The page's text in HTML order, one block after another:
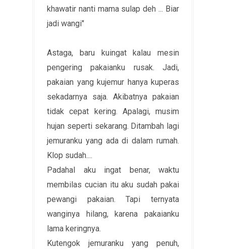
khawatir nanti mama sulap deh ... Biar
jadi wangi"
Astaga, baru kuingat kalau mesin
pengering pakaianku rusak. Jadi,
pakaian yang kujemur hanya kuperas
sekadarnya saja. Akibatnya pakaian
tidak cepat kering. Apalagi, musim
hujan seperti sekarang. Ditambah lagi
jemuranku yang ada di dalam rumah.
Klop sudah....
Padahal aku ingat benar, waktu
membilas cucian itu aku sudah pakai
pewangi pakaian. Tapi ternyata
wanginya hilang, karena pakaianku
lama keringnya.
Kutengok jemuranku yang penuh,